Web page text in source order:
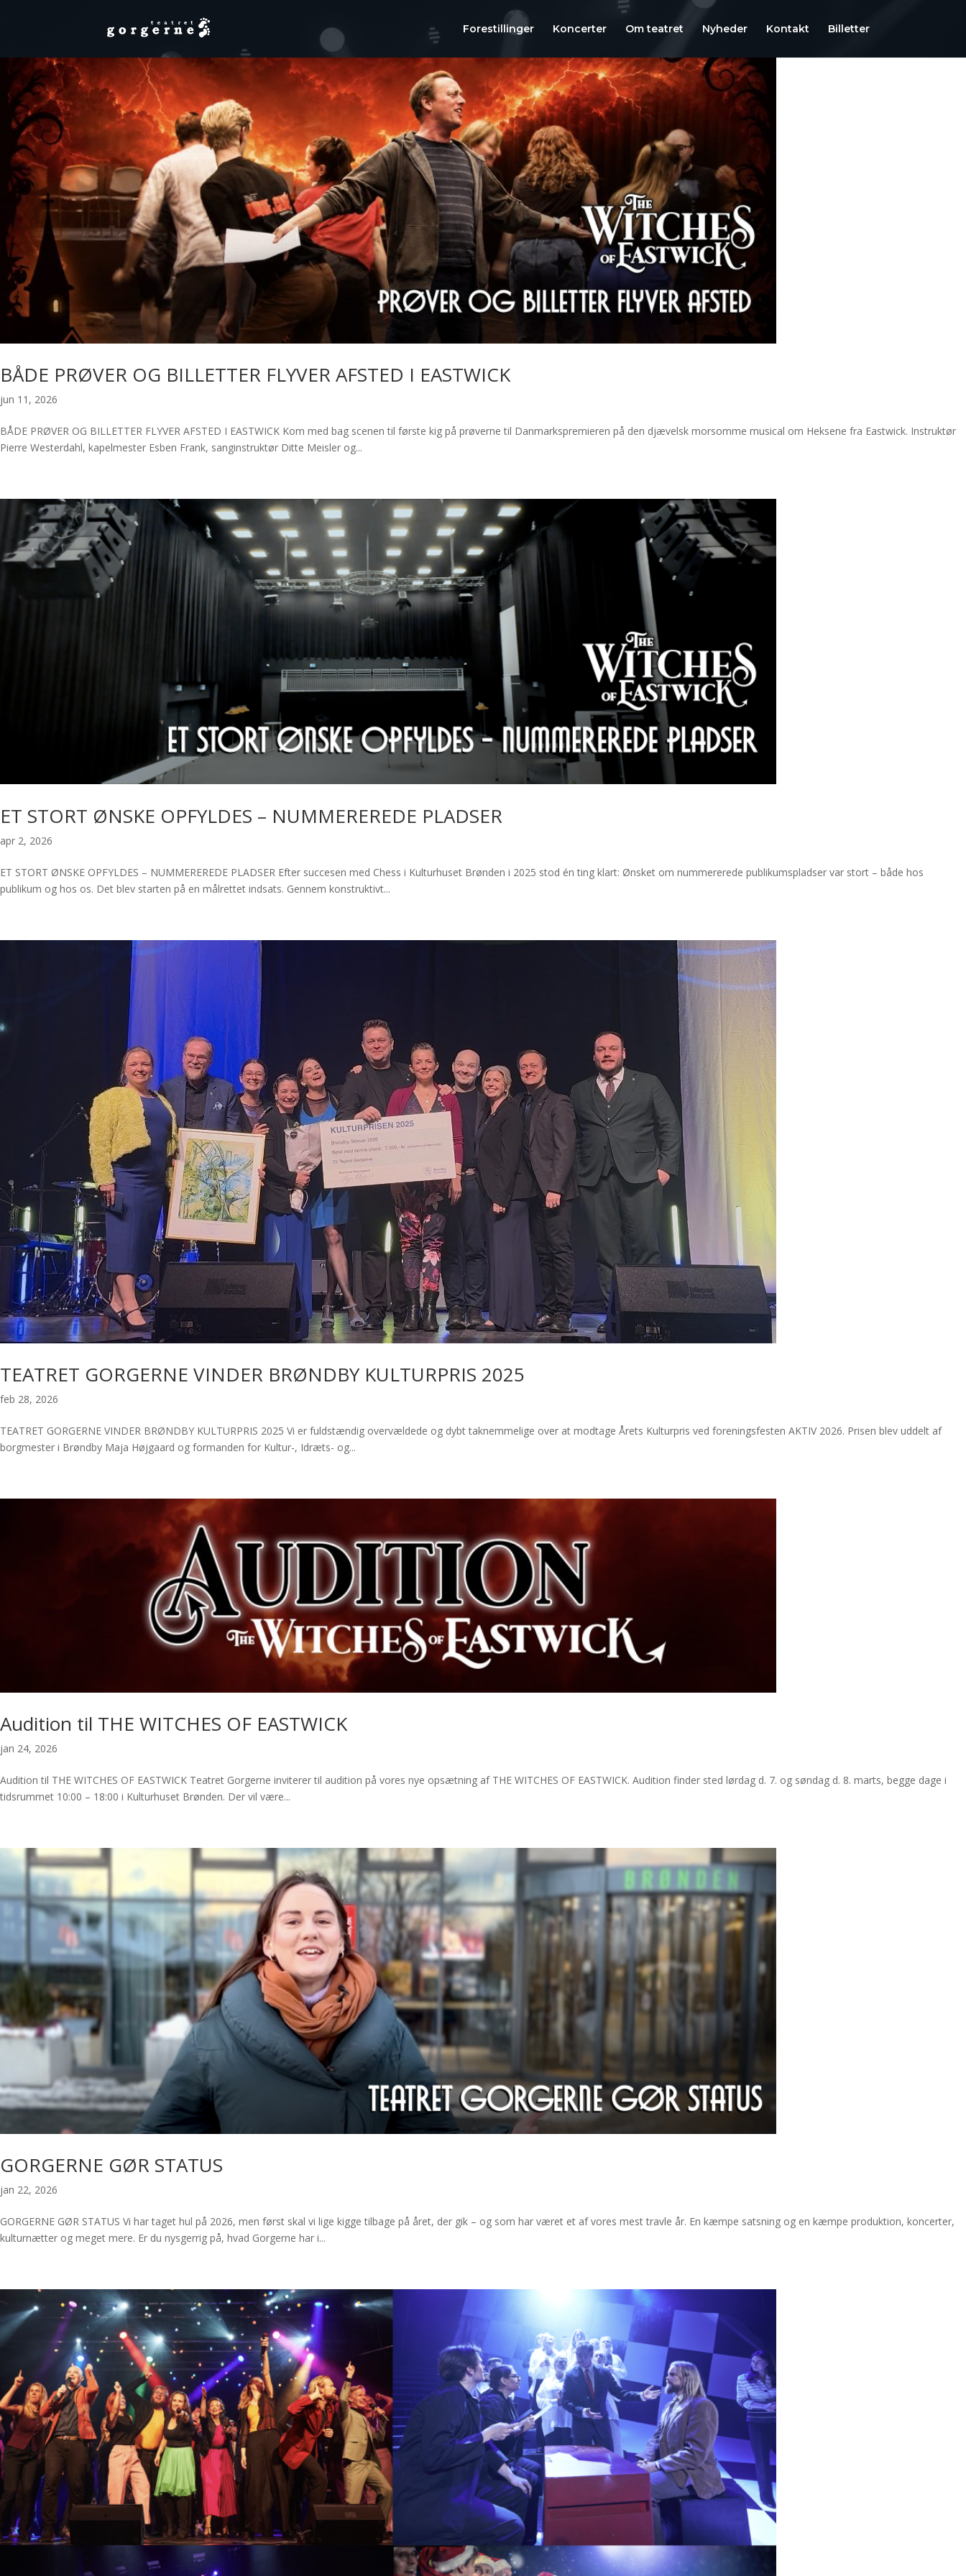
Forestillinger Koncerter Om teatret Nyheder Kontakt Billetter
BÅDE PRØVER OG BILLETTER FLYVER AFSTED I EASTWICK
jun 11, 2026
BÅDE PRØVER OG BILLETTER FLYVER AFSTED I EASTWICK Kom med bag scenen til første kig på prøverne til Danmarkspremieren på den djævelsk morsomme musical om Heksene fra Eastwick. Instruktør
Pierre Westerdahl, kapelmester Esben Frank, sanginstruktør Ditte Meisler og...
ET STORT ØNSKE OPFYLDES – NUMMEREREDE PLADSER
apr 2, 2026
ET STORT ØNSKE OPFYLDES – NUMMEREREDE PLADSER Efter succesen med Chess i Kulturhuset Brønden i 2025 stod én ting klart: Ønsket om nummererede publikumspladser var stort – både hos
publikum og hos os. Det blev starten på en målrettet indsats. Gennem konstruktivt...
TEATRET GORGERNE VINDER BRØNDBY KULTURPRIS 2025
feb 28, 2026
TEATRET GORGERNE VINDER BRØNDBY KULTURPRIS 2025 Vi er fuldstændig overvældede og dybt taknemmelige over at modtage Årets Kulturpris ved foreningsfesten AKTIV 2026. Prisen blev uddelt af
borgmester i Brøndby Maja Højgaard og formanden for Kultur-, Idræts- og...
Audition til THE WITCHES OF EASTWICK
jan 24, 2026
Audition til THE WITCHES OF EASTWICK Teatret Gorgerne inviterer til audition på vores nye opsætning af THE WITCHES OF EASTWICK. Audition finder sted lørdag d. 7. og søndag d. 8. marts, begge dage i
tidsrummet 10:00 – 18:00 i Kulturhuset Brønden. Der vil være...
GORGERNE GØR STATUS
jan 22, 2026
GORGERNE GØR STATUS Vi har taget hul på 2026, men først skal vi lige kigge tilbage på året, der gik – og som har været et af vores mest travle år. En kæmpe satsning og en kæmpe produktion, koncerter,
kulturnætter og meget mere. Er du nysgerrig på, hvad Gorgerne har i...